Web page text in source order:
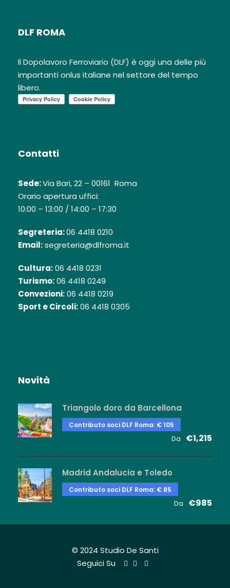
DLF ROMA
Il Dopolavoro Ferroviario (DLF) è oggi una delle più
importanti onlus italiane nel settore del tempo
libero.
Contatti
Sede:Via Bari, 22 – 00161 Roma
Orario apertura uffici:
10:00 – 13:00 / 14:00 – 17:30
Segreteria:06 4418 0210
Email:segreteria@dlfroma.it
Cultura:06 4418 0231
Turismo:06 4418 0249
Convezioni:06 4418 0219
Sport e Circoli:06 4418 0305
Novità
Triangolo doro da Barcellona
Contributo soci DLF Roma: € 105
Da €1,215
Madrid Andalucia e Toledo
Contributo soci DLF Roma: € 85
Da €985
© 2024 Studio De Santi
Seguici Su